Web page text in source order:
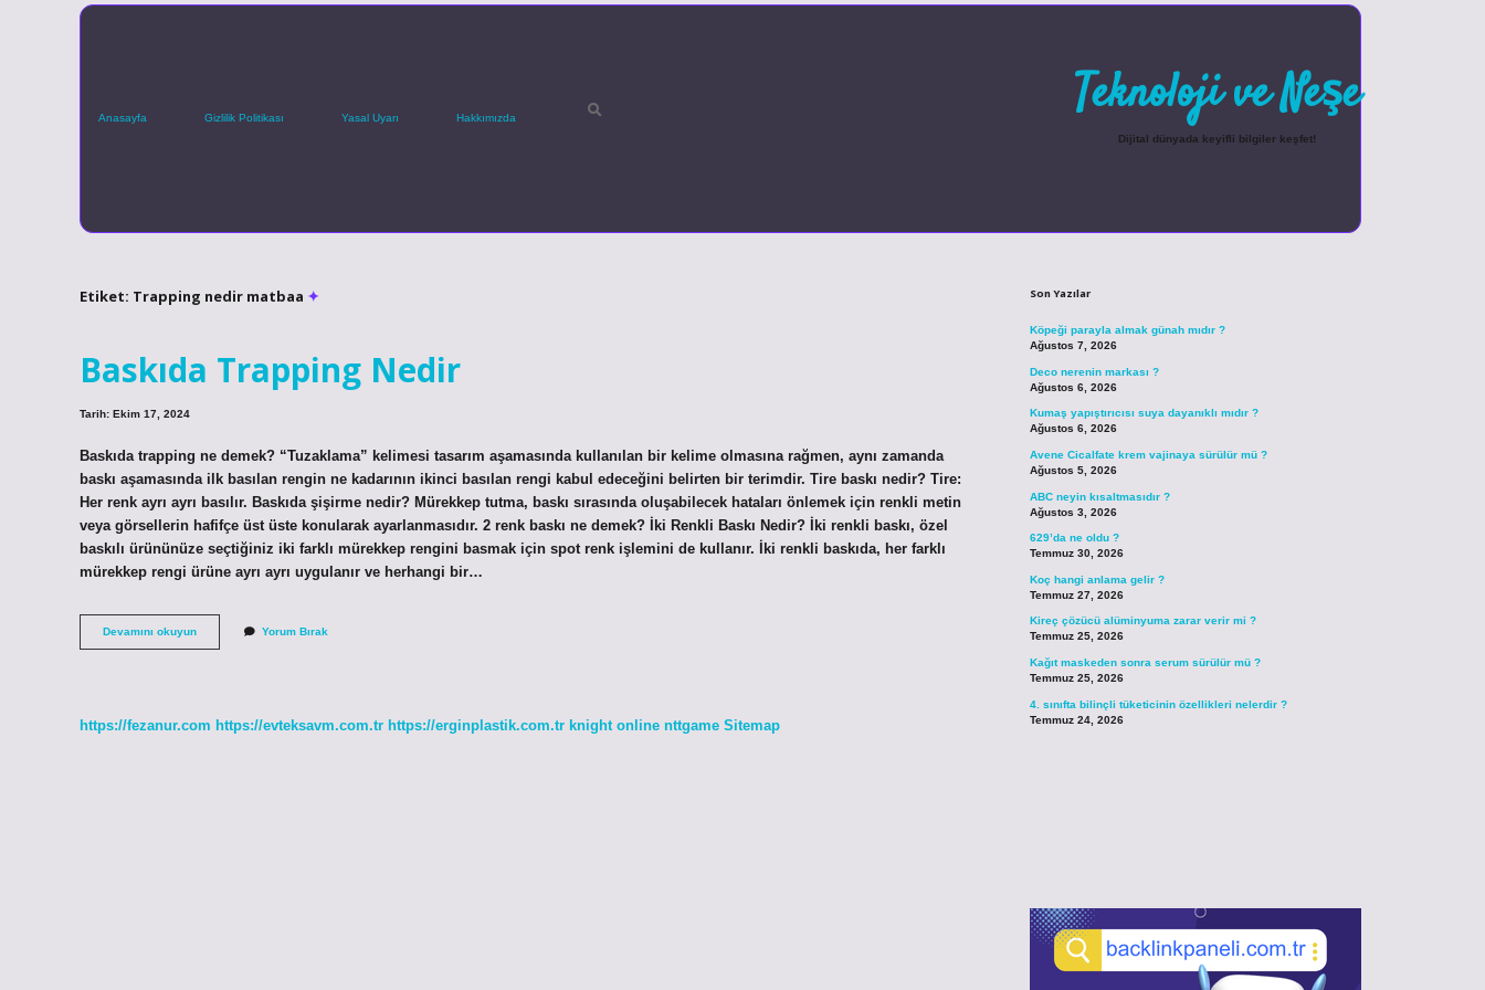
Anasayfa Gizlilik Politikası Yasal Uyarı Hakkımızda Teknoloji ve Neşe
Dijital dünyada keyifli bilgiler keşfet!
Etiket: Trapping nedir matbaa
Baskıda Trapping Nedir
Tarih: Ekim 17, 2024
Baskıda trapping ne demek? “Tuzaklama” kelimesi tasarım aşamasında kullanılan bir kelime olmasına rağmen, aynı zamanda
baskı aşamasında ilk basılan rengin ne kadarının ikinci basılan rengi kabul edeceğini belirten bir terimdir. Tire baskı nedir? Tire:
Her renk ayrı ayrı basılır. Baskıda şişirme nedir? Mürekkep tutma, baskı sırasında oluşabilecek hataları önlemek için renkli metin
veya görsellerin hafifçe üst üste konularak ayarlanmasıdır. 2 renk baskı ne demek? İki Renkli Baskı Nedir? İki renkli baskı, özel
baskılı ürününüze seçtiğiniz iki farklı mürekkep rengini basmak için spot renk işlemini de kullanır. İki renkli baskıda, her farklı
mürekkep rengi ürüne ayrı ayrı uygulanır ve herhangi bir…
Devamını okuyunBaskıda
Trapping
Yorum Bırak
https://fezanur.com https://evteksavm.com.tr https://erginplastik.com.tr knight online nttgame Sitemap
Son Yazılar
Köpeği parayla almak günah mıdır ?
Ağustos 7, 2026
Deco nerenin markası ?
Ağustos 6, 2026
Kumaş yapıştırıcısı suya dayanıklı mıdır ?
Ağustos 6, 2026
Avene Cicalfate krem vajinaya sürülür mü ?
Ağustos 5, 2026
ABC neyin kısaltmasıdır ?
Ağustos 3, 2026
629’da ne oldu ?
Temmuz 30, 2026
Koç hangi anlama gelir ?
Temmuz 27, 2026
Kireç çözücü alüminyuma zarar verir mi ?
Temmuz 25, 2026
Kağıt maskeden sonra serum sürülür mü ?
Temmuz 25, 2026
4. sınıfta bilinçli tüketicinin özellikleri nelerdir ?
Temmuz 24, 2026